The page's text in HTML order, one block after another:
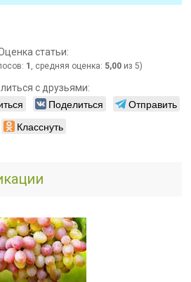
статьи:
1 , средняя оценка: 5,00 из 5)
с друзьями:
Поделиться
Отправить
Класснуть